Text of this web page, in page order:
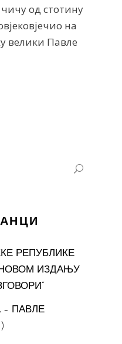
чичу од стотину
на
велики Павле
РЕПУБЛИКЕ
ИЗДАЊУ
ПАВЛЕ